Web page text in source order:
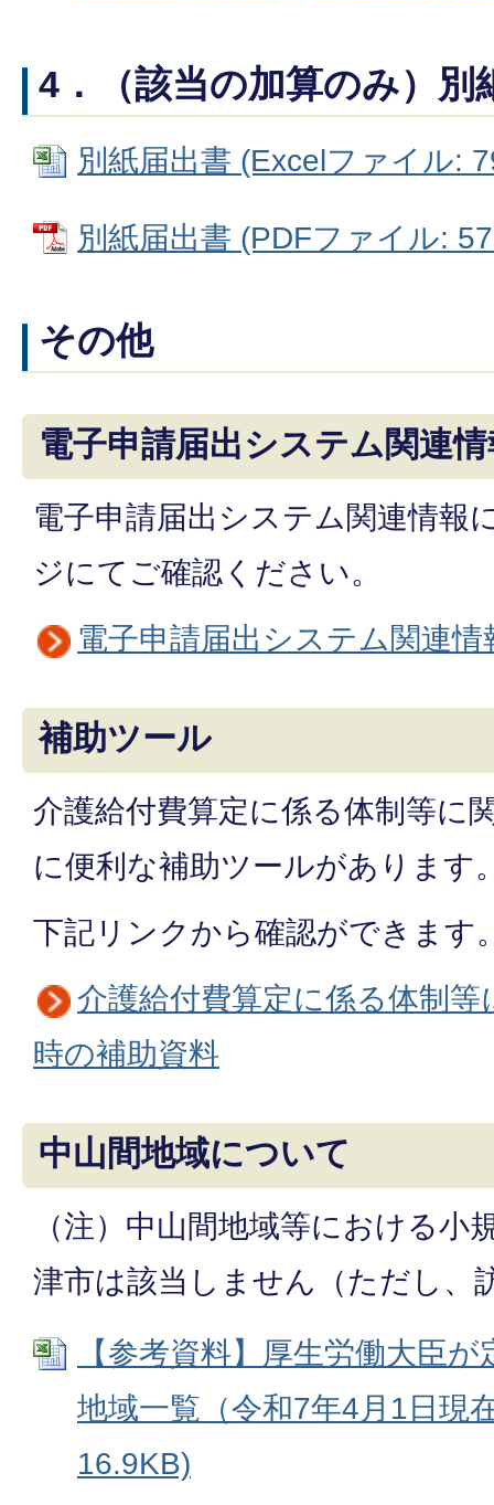
4．（該当の加算のみ）別
別紙届出書 (Excelファイル:
別紙届出書 (PDFファイル:
その他
電子申請届出システム関連
電子申請届出システム関連情報
ジにてご確認ください。
電子申請届出システム関連情
補助ツール
介護給付費算定に係る体制等に
に便利な補助ツールがあります
下記リンクから確認ができます
介護給付費算定に係る体制
時の補助資料
中山間地域について
（注）中山間地域等における小
津市は該当しません（ただし、
【参考資料】厚生労働大臣
地域一覧（令和7年4月1日現
16.9KB)